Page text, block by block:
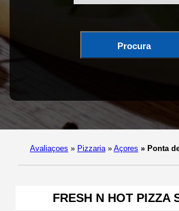
Procura
Avaliaçoes » Pizzaria » Açores » Ponta
FRESH N HOT PIZZA